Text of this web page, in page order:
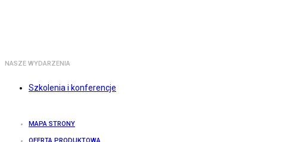
NASZE WYDARZENIA
Szkolenia i konferencje
MAPA STRONY